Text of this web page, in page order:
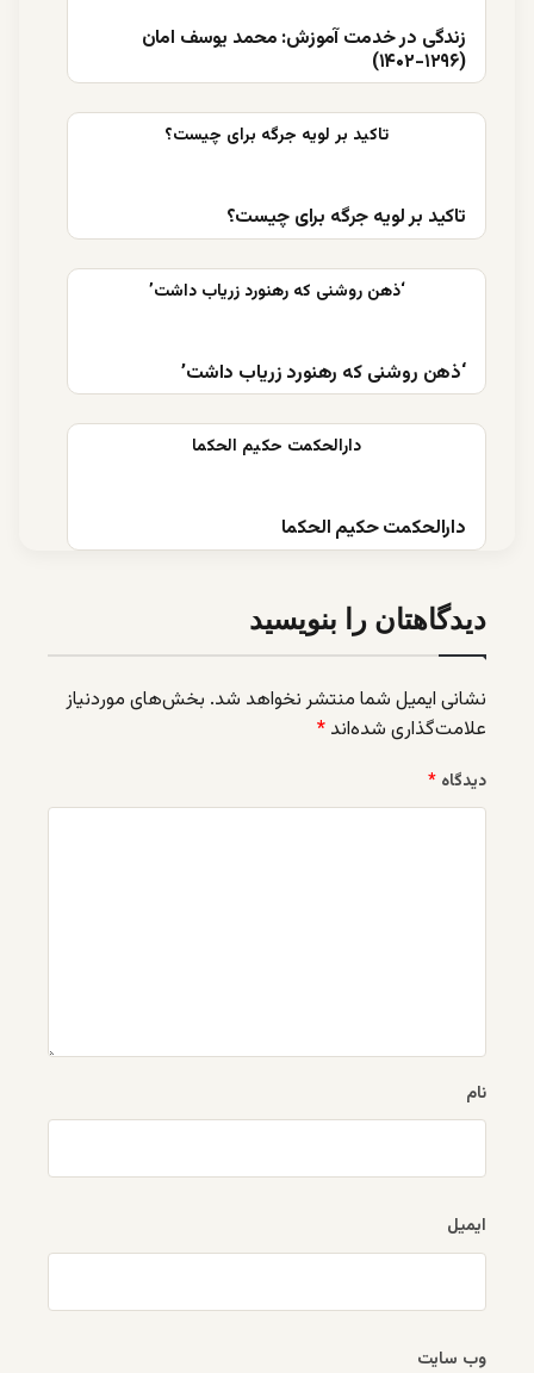
زندگی در خدمت آموزش: محمد یوسف امان
(۱۲۹۶-۱۴۰۲)
تاکید بر لویه جرگه برای چیست؟
‘ذهن روشنی که رهنورد زریاب داشت’
دارالحکمت حکیم الحکما
دیدگاهتان را بنویسید
نشانی ایمیل شما منتشر نخواهد شد. بخش‌های موردنیاز
علامت‌گذاری شده‌اند *
دیدگاه *
نام
ایمیل
وب‌ سایت